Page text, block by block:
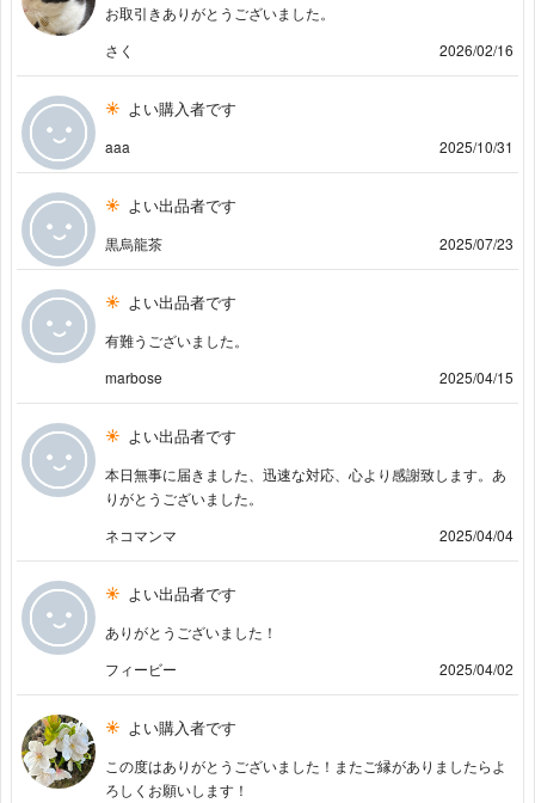
お取引きありがとうございました。
さく
2026/02/16
よい購入者です
aaa 2025/10/31
よい出品者です
黒烏龍茶 2025/07/23
よい出品者です
有難うございました。
marbose
2025/04/15
よい出品者です
本日無事に届きました、迅速な対応、心より感謝致します。あ
りがとうございました。
ネコマンマ
2025/04/04
よい出品者です
ありがとうございました！
フィービー
2025/04/02
よい購入者です
この度はありがとうございました！またご縁がありましたらよ
ろしくお願いします！